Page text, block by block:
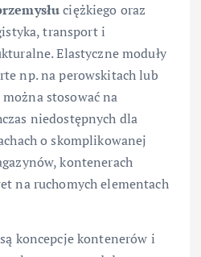
ciężkiego oraz
transport i
Elastyczne moduły
np. na perowskitach lub
stosować na
niedostępnych dla
o skomplikowanej
kontenerach
na ruchomych elementach
koncepcje kontenerów i